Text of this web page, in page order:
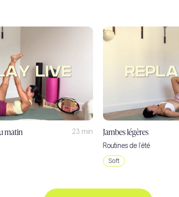
matin
23 min
Jambes légères
Routines de l'été
Soft